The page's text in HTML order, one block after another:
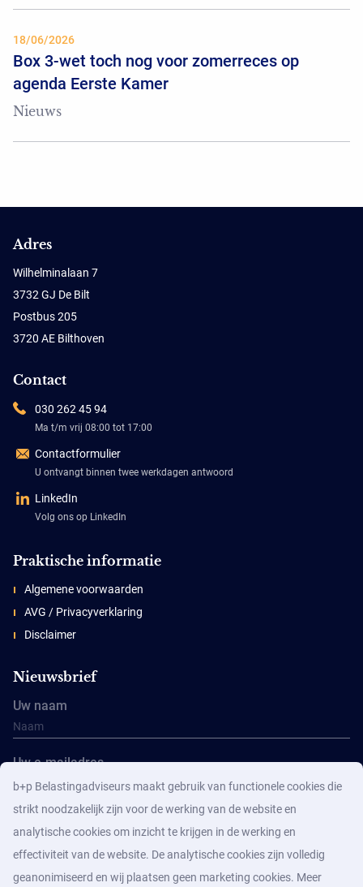
18/06/2026
Box 3-wet toch nog voor zomerreces op
agenda Eerste Kamer
Nieuws
Adres
Wilhelminalaan 7
3732 GJ De Bilt
Postbus 205
3720 AE Bilthoven
Contact
030 262 45 94
Ma t/m vrij 08:00 tot 17:00
Contactformulier
U ontvangt binnen twee werkdagen antwoord
LinkedIn
Volg ons op LinkedIn
Praktische informatie
Algemene voorwaarden
AVG / Privacyverklaring
Disclaimer
Nieuwsbrief
Uw naam
Uw e-mailadres
b+p Belastingadviseurs maakt gebruik van functionele cookies die
strikt noodzakelijk zijn voor de werking van de website en
analytische cookies om inzicht te krijgen in de werking en
effectiviteit van de website. De analytische cookies zijn volledig
geanonimiseerd en wij plaatsen geen marketing cookies. Meer